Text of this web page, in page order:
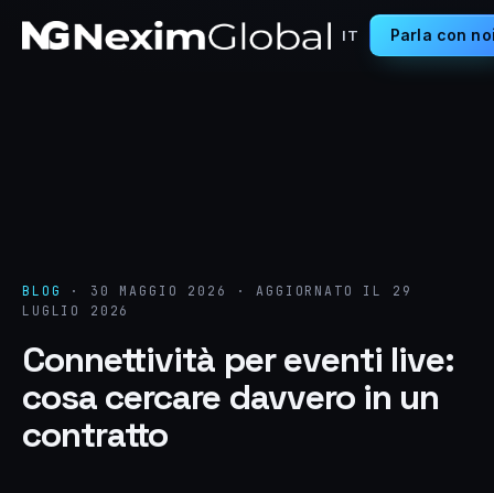
IT Parla con
BLOG · 30 MAGGIO 2026 ·AGGIORNATO IL 29
LUGLIO 2026
Connettività per eventi live:
cosa cercare davvero in un
contratto